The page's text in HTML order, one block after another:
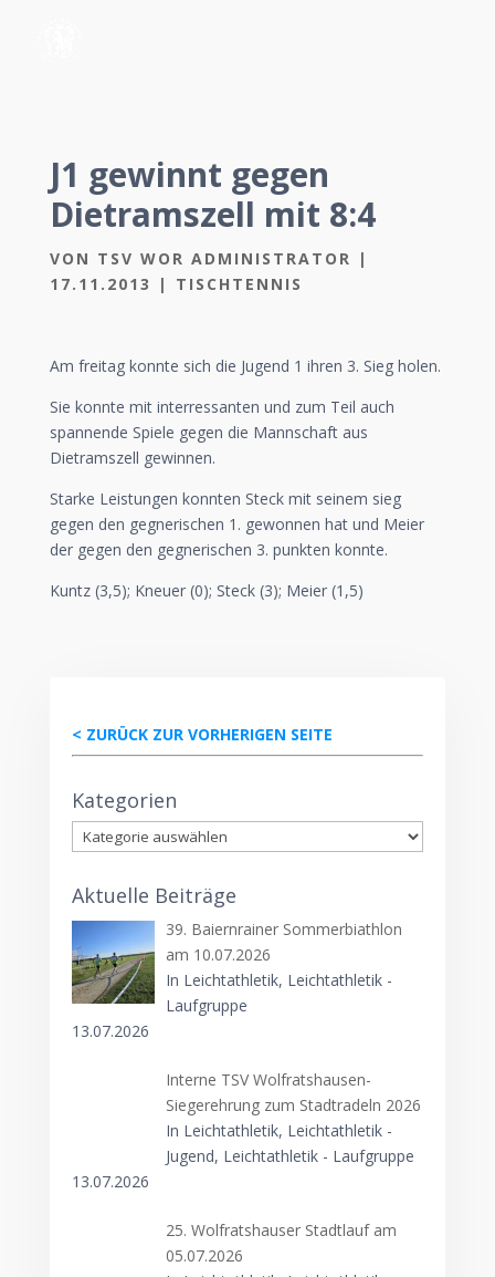
J1 gewinnt gegen
Dietramszell mit 8:4
VON TSV WOR ADMINISTRATOR |
17.11.2013
| TISCHTENNIS
Am freitag konnte sich die Jugend 1 ihren 3. Sieg holen.
Sie konnte mit interressanten und zum Teil auch
spannende Spiele gegen die Mannschaft aus
Dietramszell gewinnen.
Starke Leistungen konnten Steck mit seinem sieg
gegen den gegnerischen 1. gewonnen hat und Meier
der gegen den gegnerischen 3. punkten konnte.
Kuntz (3,5); Kneuer (0); Steck (3); Meier (1,5)
< ZURÜCK ZUR VORHERIGEN SEITE
Kategorien
Kategorien
Aktuelle Beiträge
39. Baiernrainer Sommerbiathlon
am 10.07.2026
In Leichtathletik, Leichtathletik -
Laufgruppe
13.07.2026
Interne TSV Wolfratshausen-
Siegerehrung zum Stadtradeln 2026
In Leichtathletik, Leichtathletik -
Jugend, Leichtathletik - Laufgruppe
13.07.2026
25. Wolfratshauser Stadtlauf am
05.07.2026